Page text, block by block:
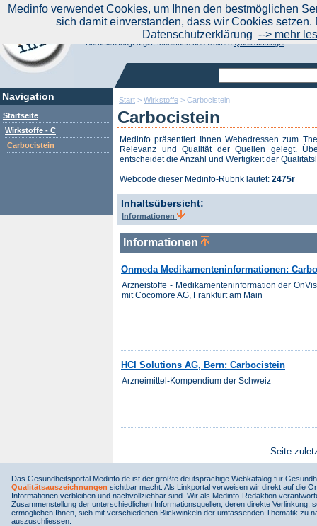
Start > Wirkstoffe > Carbocistein
Carbocistein
Medinfo präsentiert Ihnen Webadressen zum
Relevanz und Qualität der Quellen gelegt.
entscheidet die Anzahl und Wertigkeit der
Webcode dieser Medinfo-Rubrik lautet: 2475r
Inhaltsübersicht:
Informationen
Informationen
Onmeda Medikamenteninformationen:
Arzneistoffe - Medikamenteninformation der
mit Cocomore AG, Frankfurt am Main
HCI Solutions AG, Bern: Carbocistein
Arzneimittel-Kompendium der Schweiz
Seite
Navigation
Startseite
Wirkstoffe - C
Carbocistein
Aktuelle Nachrichten|
Suchen Sie noch oder Finden Sie schon?
Medinfo.de - Meta-Portal für Gesundheitsthemen
Berücksichtigt afgis, Medisuch und weitereQualitätssiegel.
Das Gesundheitsportal Medinfo.de ist der größte deutsprachige Webkatalog für
Qualitätsauszeichnungen sichtbar macht. Als Linkportal verweisen wir direkt auf die
Informationen verbleiben und nachvollziehbar sind. Wir als Medinfo-Redaktion
Zusammenstellung der unterschiedlichen Informationsquellen, deren direkte
ermöglichen Ihnen, sich mit verschiedenen Blickwinkeln der umfassenden Thematik
auszuschliessen.
Medinfo verwendet Cookies, um Ihnen den bestmöglichen
sich damit einverstanden, dass wir Cookies
Datenschutzerklärung --> mehr